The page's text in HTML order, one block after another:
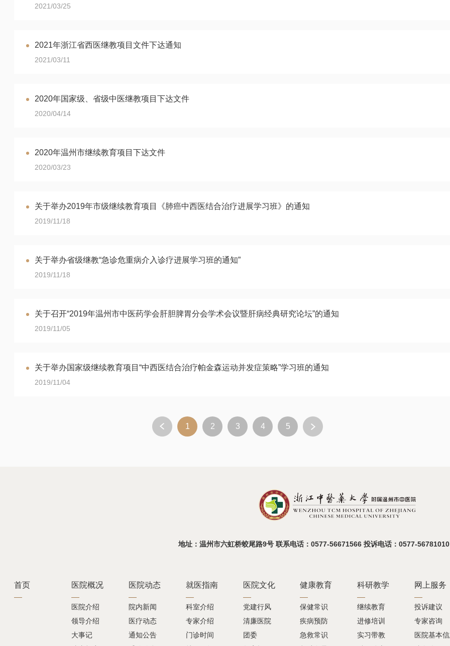
2021/03/25
2021年浙江省西医继教项目文件下达通知
2021/03/11
2020年国家级、省级中医继教项目下达文件
2020/04/14
2020年温州市继续教育项目下达文件
2020/03/23
关于举办2019年市级继续教育项目《肺癌中西医结合治疗进展学习班》的通知
2019/11/18
关于举办省级继教“急诊危重病介入诊疗进展学习班的通知”
2019/11/18
关于召开“2019年温州市中医药学会肝胆脾胃分会学术会议暨肝病经典研究论坛”的通知
2019/11/05
关于举办国家级继续教育项目“中西医结合治疗帕金森运动并发症策略”学习班的通知
2019/11/04
1 2 3 4 5
地址：温州市六虹桥蛟尾路9号 联系电话：0577-56671566 投诉电话：0577-
首页 医院概况
医院介绍
领导介绍
大事记
医院动态
院内新闻
医疗动态
通知公告
就医指南
科室介绍
专家介绍
门诊时间
医院文化
党建行风
清廉医院
团委
健康教育
保健常识
疾病预防
急救常识
科研教学
继续教育
进修培训
实习带教
网上服务
投诉建议
专家咨询
医院基本